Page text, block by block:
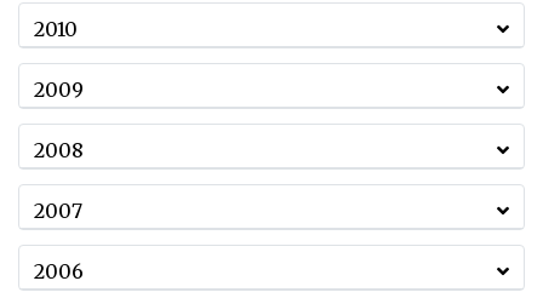
2010
2009
2008
2007
2006